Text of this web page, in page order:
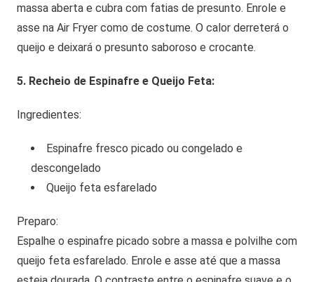
massa aberta e cubra com fatias de presunto. Enrole e
asse na Air Fryer como de costume. O calor derreterá o
queijo e deixará o presunto saboroso e crocante.
5. Recheio de Espinafre e Queijo Feta:
Ingredientes:
Espinafre fresco picado ou congelado e
descongelado
Queijo feta esfarelado
Preparo:
Espalhe o espinafre picado sobre a massa e polvilhe com
queijo feta esfarelado. Enrole e asse até que a massa